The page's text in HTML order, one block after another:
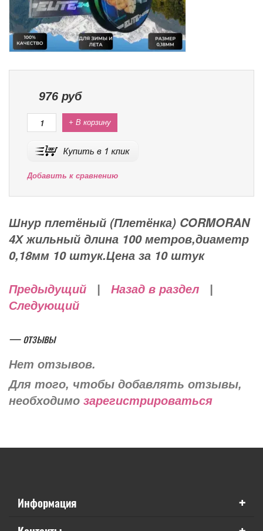
976 руб
+ В корзину
Добавить к сравнению
Шнур плетёный (Плетёнка) CORMORAN
4Х жильный длина 100 метров,диаметр
0,18мм 10 штук.Цена за 10 штук
Предыдущий Назад в раздел
Следующий
— отзывы
Нет отзывов.
Для того, чтобы добавлять отзывы,
необходимо зарегистрироваться
Информация +